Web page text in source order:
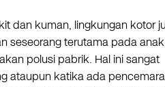
dan kuman, lingkungan kotor
seseorang terutama pada
polusi pabrik. Hal ini sangat
ataupun katika ada